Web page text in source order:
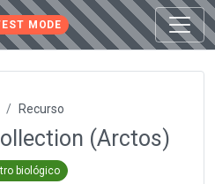
MODE
Recurso
(Arctos)
biológico